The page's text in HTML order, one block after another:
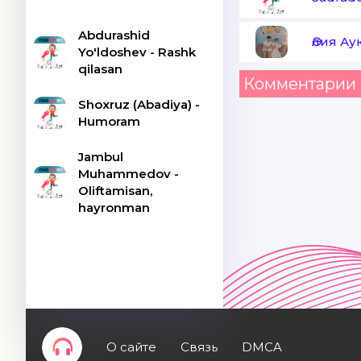
Abdurashid
Yo'ldoshev - Rashk
qilasan
Shoxruz (Abadiya) -
Humoram
Jambul
Muhammedov -
Oliftamisan,
hayronman
Әлия
Комментарии
О сайте Связь DMCA